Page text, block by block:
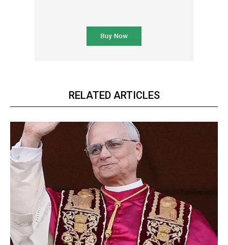
RELATED ARTICLES